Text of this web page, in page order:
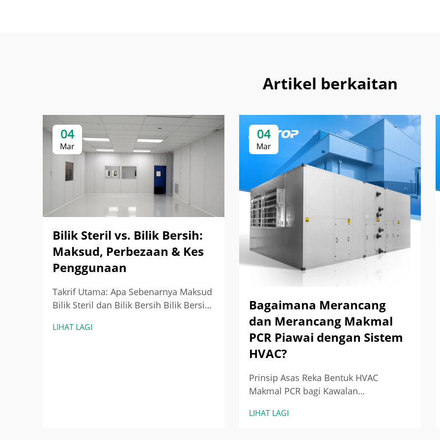
Artikel berkaitan
04
Mar
Bilik Steril vs. Bilik Bersih:
Maksud, Perbezaan & Kes
Penggunaan
Takrif Utama: Apa Sebenarnya Maksud
Bilik Steril dan Bilik Bersih Bilik Bersih:
Mengurangkan Zarah (Piawaian ISO
LIHAT LAGI
04
Mar
Bagaimana Merancang
dan Merancang Makmal
PCR Piawai dengan Sistem
HVAC?
Prinsip Asas Reka Bentuk HVAC
Makmal PCR bagi Kawalan
Memerlukan Protokol HVAC yang
LIHAT LAGI